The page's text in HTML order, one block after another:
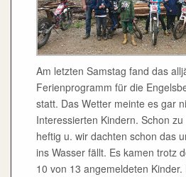
Am letzten Samstag fand das
Ferienprogramm für die
statt. Das Wetter meinte es gar
Interessierten Kindern. Schon
heftig u. wir dachten schon das
ins Wasser fällt. Es kamen trotz
10 von 13 angemeldeten